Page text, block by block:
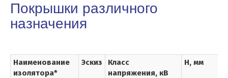
Покрышки различного
назначения
Наименование
изолятора*
Эскиз
Класс
напряжения, кВ
Н, мм